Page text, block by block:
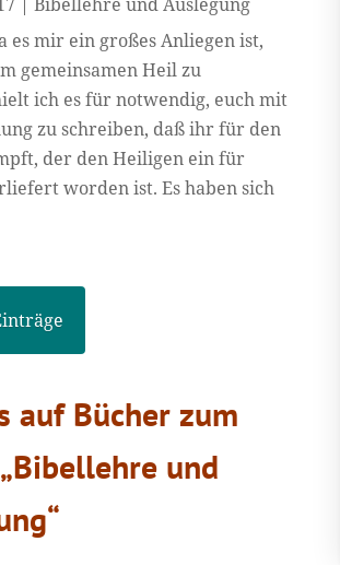
es mir ein großes Anliegen ist,
gemeinsamen Heil zu
ich es für notwendig, euch mit
zu schreiben, daß ihr für den
der den Heiligen ein für
worden ist. Es haben sich
auf Bücher zum
und